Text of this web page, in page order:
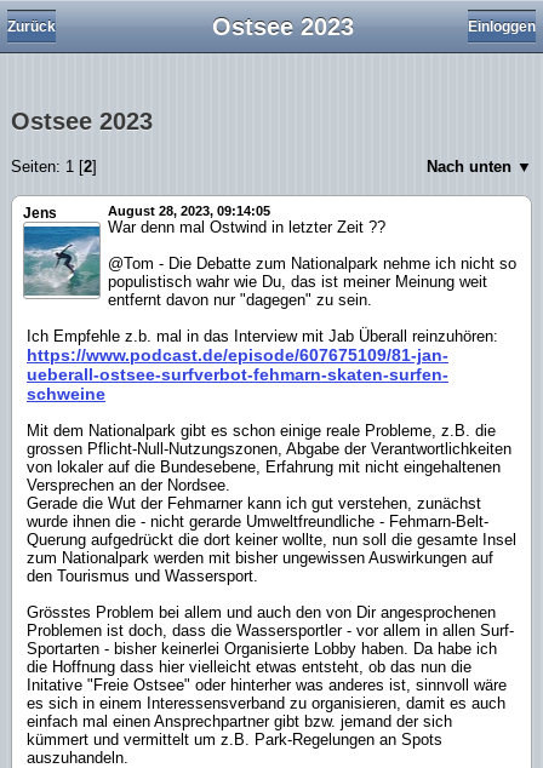
Ostsee 2023
Zurück Einloggen
Ostsee 2023
Seiten: 1 [2] Nach unten ▼
Jens August 28, 2023, 09:14:05
War denn mal Ostwind in letzter Zeit ??
@Tom - Die Debatte zum Nationalpark nehme ich nicht so
populistisch wahr wie Du, das ist meiner Meinung weit
entfernt davon nur "dagegen" zu sein.
Ich Empfehle z.b. mal in das Interview mit Jab Überall reinzuhören:
https://www.podcast.de/episode/607675109/81-jan-
ueberall-ostsee-surfverbot-fehmarn-skaten-surfen-
schweine
Mit dem Nationalpark gibt es schon einige reale Probleme, z.B. die
grossen Pflicht-Null-Nutzungszonen, Abgabe der Verantwortlichkeiten
von lokaler auf die Bundesebene, Erfahrung mit nicht eingehaltenen
Versprechen an der Nordsee.
Gerade die Wut der Fehmarner kann ich gut verstehen, zunächst
wurde ihnen die - nicht gerarde Umweltfreundliche - Fehmarn-Belt-
Querung aufgedrückt die dort keiner wollte, nun soll die gesamte Insel
zum Nationalpark werden mit bisher ungewissen Auswirkungen auf
den Tourismus und Wassersport.
Grösstes Problem bei allem und auch den von Dir angesprochenen
Problemen ist doch, dass die Wassersportler - vor allem in allen Surf-
Sportarten - bisher keinerlei Organisierte Lobby haben. Da habe ich
die Hoffnung dass hier vielleicht etwas entsteht, ob das nun die
Initative "Freie Ostsee" oder hinterher was anderes ist, sinnvoll wäre
es sich in einem Interessensverband zu organisieren, damit es auch
einfach mal einen Ansprechpartner gibt bzw. jemand der sich
kümmert und vermittelt um z.B. Park-Regelungen an Spots
auszuhandeln.